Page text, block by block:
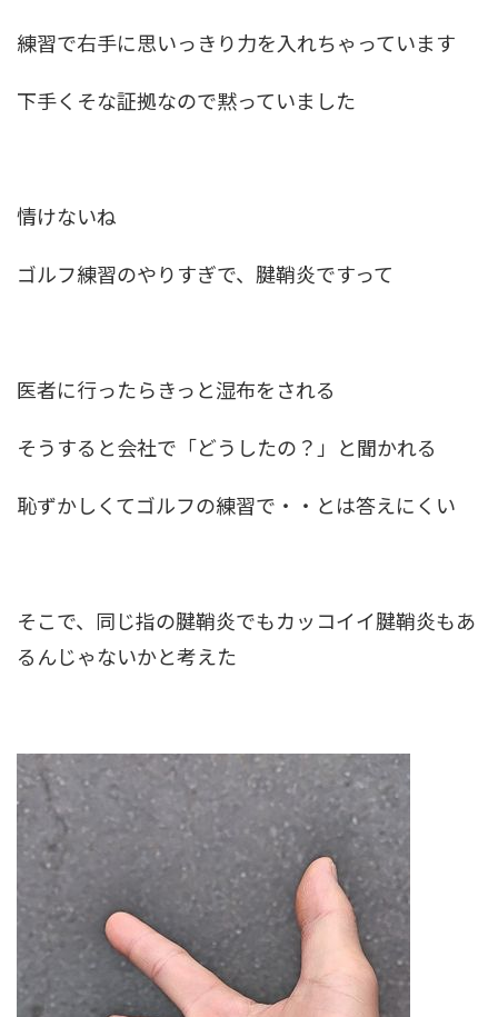
練習で右手に思いっきり力を入れちゃっています
下手くそな証拠なので黙っていました
情けないね
ゴルフ練習のやりすぎで、腱鞘炎ですって
医者に行ったらきっと湿布をされる
そうすると会社で「どうしたの？」と聞かれる
恥ずかしくてゴルフの練習で・・とは答えにくい
そこで、同じ指の腱鞘炎でもカッコイイ腱鞘炎もあ
るんじゃないかと考えた